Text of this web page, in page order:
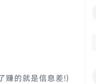
赚的就是信息差!)